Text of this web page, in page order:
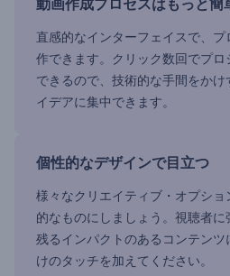
動画作成プロセスはもっと簡
直感的なインターフェイスで、
作できます。クリック数回でプ
できるので、技術的な手間をか
イデアに集中できます。
個性的なデザインで目立つ
様々なクリエイティブ・オプシ
的なものにしましょう。視聴者
残るインパクトのあるコンテン
けのタッチを加えてください。